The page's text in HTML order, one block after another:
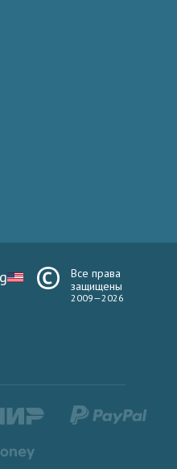
Все права
защищены
2009—2026